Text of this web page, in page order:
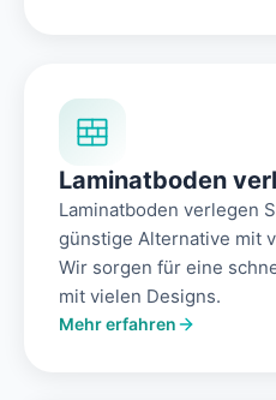
Laminatboden
Laminatboden verlegen
günstige Alternative mit
Wir sorgen für eine
mit vielen Designs.
Mehr erfahren